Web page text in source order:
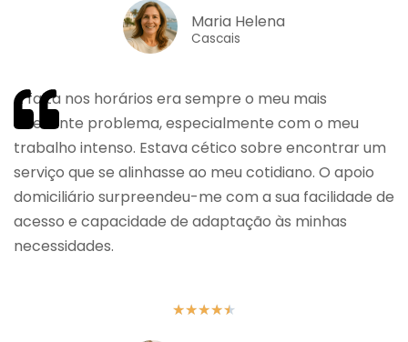
Maria Helena
Cascais
A falta nos horários era sempre o meu mais
relevante problema, especialmente com o meu
trabalho intenso. Estava cético sobre encontrar um
serviço que se alinhasse ao meu cotidiano. O apoio
domiciliário surpreendeu-me com a sua facilidade de
acesso e capacidade de adaptação às minhas
necessidades.
★★★★★